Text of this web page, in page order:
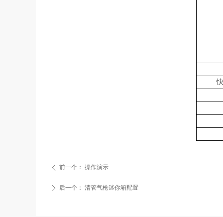
ꄴ 前一个： 操作演示
ꄲ 后一个： 清管气枪迷你箱配置